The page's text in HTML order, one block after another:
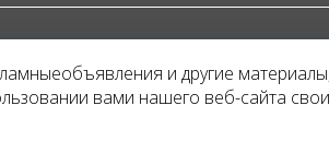
и другие
вами нашего веб-сайта